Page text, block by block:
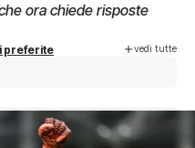
ora chiede risposte
preferite vedi tutte